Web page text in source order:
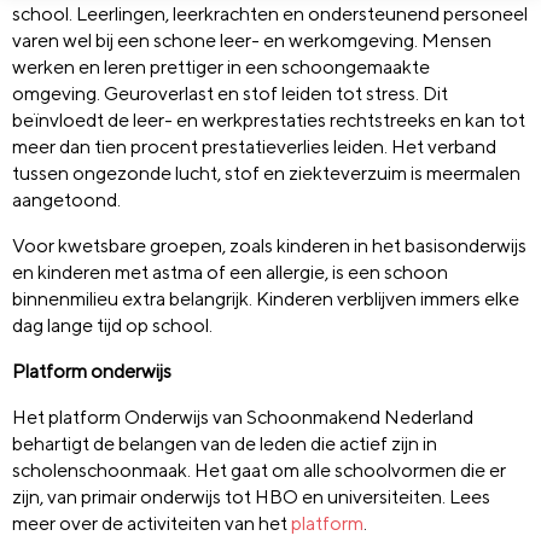
school. Leerlingen, leerkrachten en ondersteunend personeel
varen wel bij een schone leer- en werkomgeving. Mensen
werken en leren prettiger in een schoongemaakte
omgeving. Geuroverlast en stof leiden tot stress. Dit
beïnvloedt de leer- en werkprestaties rechtstreeks en kan tot
meer dan tien procent prestatieverlies leiden. Het verband
tussen ongezonde lucht, stof en ziekteverzuim is meermalen
aangetoond.
Voor kwetsbare groepen, zoals kinderen in het basisonderwijs
en kinderen met astma of een allergie, is een schoon
binnenmilieu extra belangrijk. Kinderen verblijven immers elke
dag lange tijd op school.
Platform onderwijs
Het platform Onderwijs van Schoonmakend Nederland
behartigt de belangen van de leden die actief zijn in
scholenschoonmaak. Het gaat om alle schoolvormen die er
zijn, van primair onderwijs tot HBO en universiteiten. Lees
meer over de activiteiten van hetplatform.